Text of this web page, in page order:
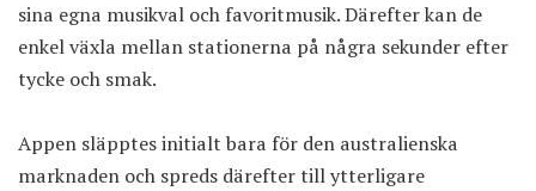
sina egna musikval och favoritmusik. Därefter kan de
enkel växla mellan stationerna på några sekunder efter
tycke och smak.
Appen släpptes initialt bara för den australienska
marknaden och spreds därefter till ytterligare